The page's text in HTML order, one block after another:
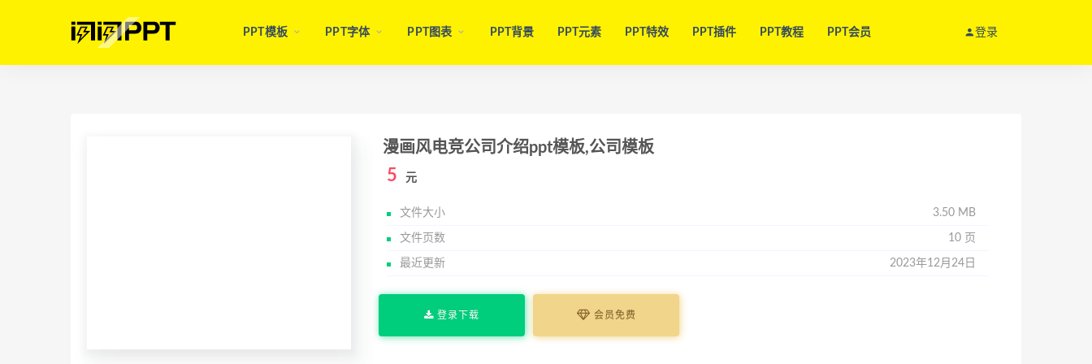
PPT模板 PPT字体 PPT图表 PPT背景 PPT元素 PPT特效 PPT插件 PPT教程 PPT会员 登录
漫画风电竞公司介绍ppt模板,公司模板
5 元
文件大小 3.50 MB
文件页数 10 页
最近更新 2023年12月24日
登录下载 会员免费